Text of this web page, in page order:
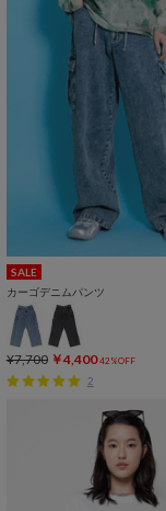
SALE
カーゴデニムパンツ
¥7,700 ￥4,400 42%OFF
2